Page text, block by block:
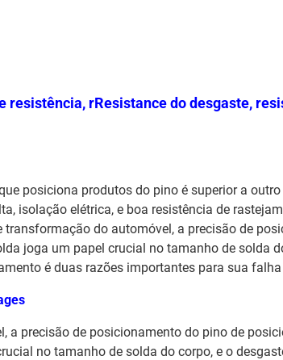
resistência, rResistance do desgaste,
posiciona produtos do pino é superior a
isolação elétrica, e boa resistência de
do automóvel, a precisão de
joga um papel crucial no tamanho de solda
é duas razões importantes para sua
a precisão de posicionamento do pino de
no tamanho de solda do corpo, e o